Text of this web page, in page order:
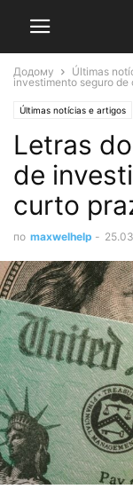
Додому Últimas
investimento seguro de
Últimas notícias e artigos
Letras
de
curto
по maxwelhelp -